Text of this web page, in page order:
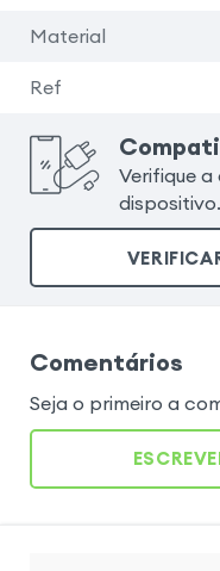
Material
Ref
Verifique
dispositivo.
Comentários
Seja o primeiro a